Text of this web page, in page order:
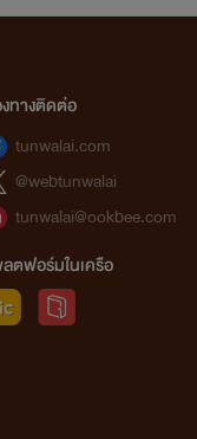
ทางติดต่อ
tunwalai.com
@webtunwalai
tunwalai@ookbee.com
ตฟอร์มในเครือ